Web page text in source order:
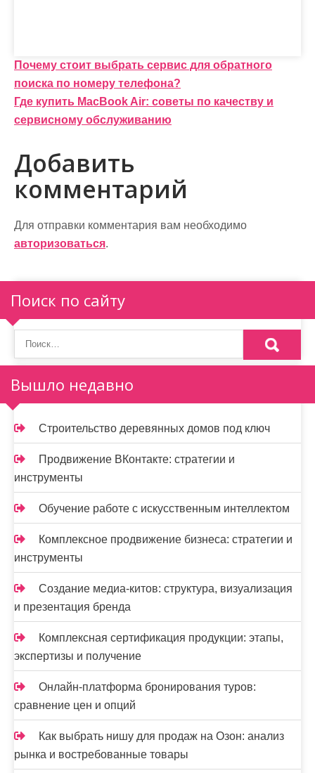
Н
а
в
и
г
а
ц
и
я
п
о
з
а
п
и
с
я
м
Почему стоит выбрать сервис для обратного
поиска по номеру телефона?
Где купить MacBook Air: советы по качеству и
сервисному обслуживанию
Добавить
комментарий
Для отправки комментария вам необходимо
авторизоваться.
Поиск по сайту
Вышло недавно
Строительство деревянных домов под ключ
Продвижение ВКонтакте: стратегии и
инструменты
Обучение работе с искусственным интеллектом
Комплексное продвижение бизнеса: стратегии и
инструменты
Создание медиа-китов: структура, визуализация
и презентация бренда
Комплексная сертификация продукции: этапы,
экспертизы и получение
Онлайн-платформа бронирования туров:
сравнение цен и опций
Как выбрать нишу для продаж на Озон: анализ
рынка и востребованные товары